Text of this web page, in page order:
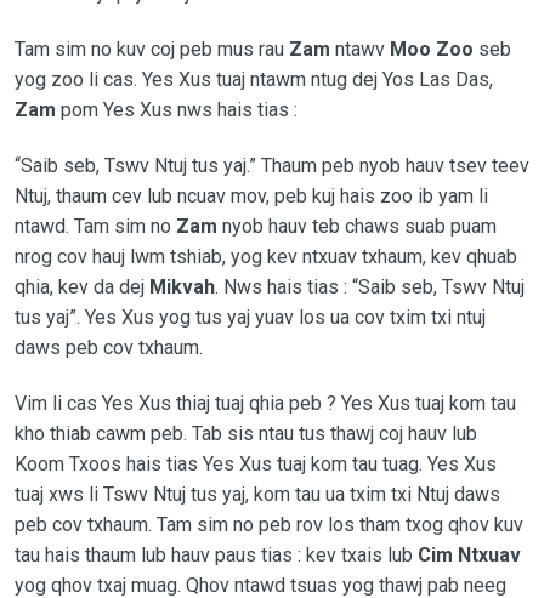
Tam sim no kuv coj peb mus rau Zam ntawv Moo Zoo seb
yog zoo li cas. Yes Xus tuaj ntawm ntug dej Yos Las Das,
Zam pom Yes Xus nws hais tias :
“Saib seb, Tswv Ntuj tus yaj.” Thaum peb nyob hauv tsev teev
Ntuj, thaum cev lub ncuav mov, peb kuj hais zoo ib yam li
ntawd. Tam sim no Zam nyob hauv teb chaws suab puam
nrog cov hauj lwm tshiab, yog kev ntxuav txhaum, kev qhuab
qhia, kev da dej Mikvah. Nws hais tias : “Saib seb, Tswv Ntuj
tus yaj”. Yes Xus yog tus yaj yuav los ua cov txim txi ntuj
daws peb cov txhaum.
Vim li cas Yes Xus thiaj tuaj qhia peb ? Yes Xus tuaj kom tau
kho thiab cawm peb. Tab sis ntau tus thawj coj hauv lub
Koom Txoos hais tias Yes Xus tuaj kom tau tuag. Yes Xus
tuaj xws li Tswv Ntuj tus yaj, kom tau ua txim txi Ntuj daws
peb cov txhaum. Tam sim no peb rov los tham txog qhov kuv
tau hais thaum lub hauv paus tias : kev txais lub Cim Ntxuav
yog qhov txaj muag. Qhov ntawd tsuas yog thawj pab neeg